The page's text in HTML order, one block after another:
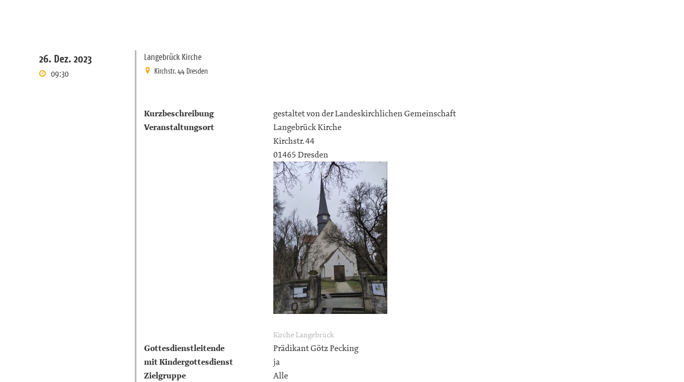
26. Dez. 2023
09:30
Langebrück Kirche
Kirchstr. 44 Dresden
Kurzbeschreibung gestaltet von der Landeskirchlichen Gemeinschaft
Veranstaltungsort
Langebrück Kirche
Kirchstr. 44
01465 Dresden
Kirche Langebrück
Gottesdienstleitende Prädikant Götz Pecking
mit Kindergottesdienst ja
Zielgruppe Alle